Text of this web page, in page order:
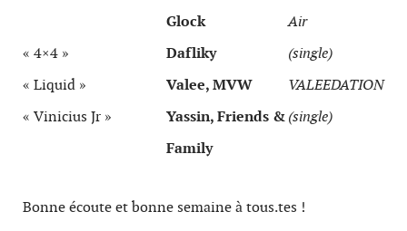
Glock
Air
« 4×4 »
Dafliky
(single)
« Liquid »
Valee, MVW
VALEEDATION
« Vinicius Jr »
Yassin, Friends &
Family
(single)
Bonne écoute et bonne semaine à tous.tes !